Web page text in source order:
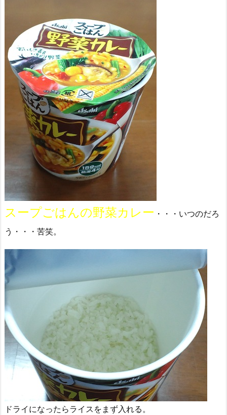
スープごはんの野菜カレー ・・・いつのだろ
う・・・苦笑。
ドライになったらライスをまず入れる。